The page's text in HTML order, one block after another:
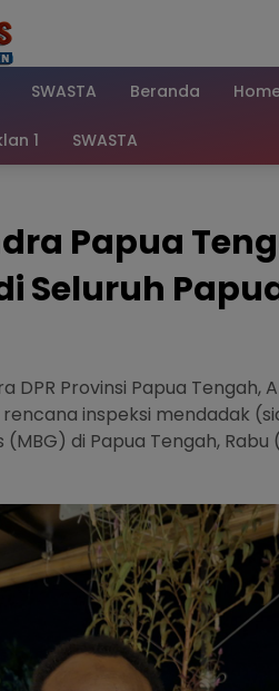
SWASTA Beranda
1 SWASTA
Papua
Seluruh
DPR Provinsi Papua Tengah,
inspeksi mendadak
di Papua Tengah,